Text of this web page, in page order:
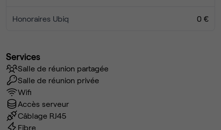
Honoraires Ubiq 0 €
Services
Salle de réunion partagée
Salle de réunion privée
Wifi
Accès serveur
Câblage RJ45
Fibre